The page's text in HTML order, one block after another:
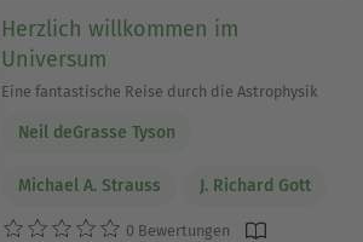
Herzlich willkommen im
Universum
Eine fantastische Reise durch die Astrophysik
Neil deGrasse Tyson
Michael A. Strauss J. Richard Gott
0 Bewertungen